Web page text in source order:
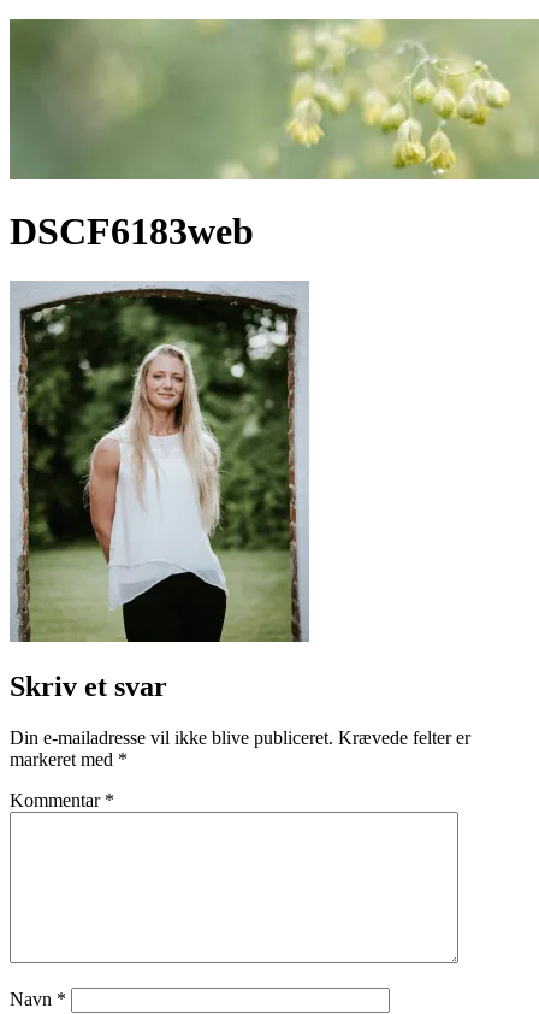
DSCF6183web
Skriv et svar
Din e-mailadresse vil ikke blive publiceret. Krævede felter er
markeret med *
Kommentar *
Navn *